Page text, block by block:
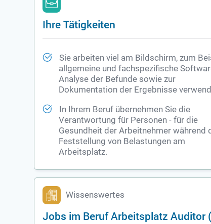
Ihre Tätigkeiten
Sie arbeiten viel am Bildschirm, zum
allgemeine und fachspezifische
Analyse der Befunde sowie zur
Dokumentation der Ergebnisse
In Ihrem Beruf übernehmen Sie die
Verantwortung für Personen - für die
Gesundheit der Arbeitnehmer während
Feststellung von Belastungen am
Arbeitsplatz.
Wissenswertes
Jobs im Beruf Arbeitsplatz